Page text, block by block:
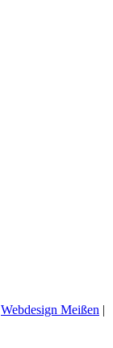
Webdesign Meißen |